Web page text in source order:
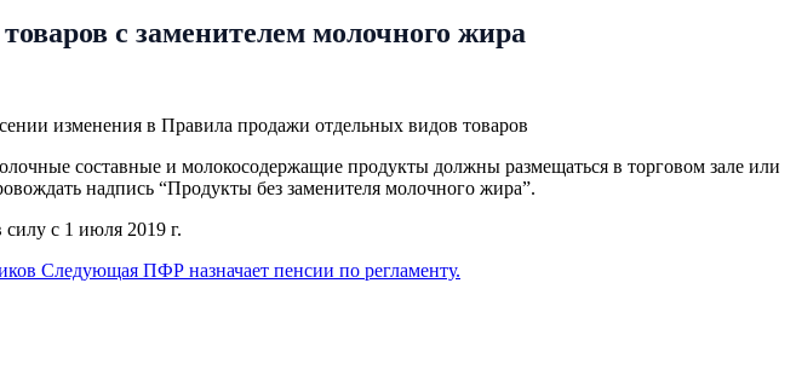
с заменителем молочного жира
изменения в Правила продажи отдельных видов товаров
составные и молокосодержащие продукты должны размещаться в торговом зале или
надпись “Продукты без заменителя молочного жира”.
силу с 1 июля 2019 г.
Следующая ПФР назначает пенсии по регламенту.